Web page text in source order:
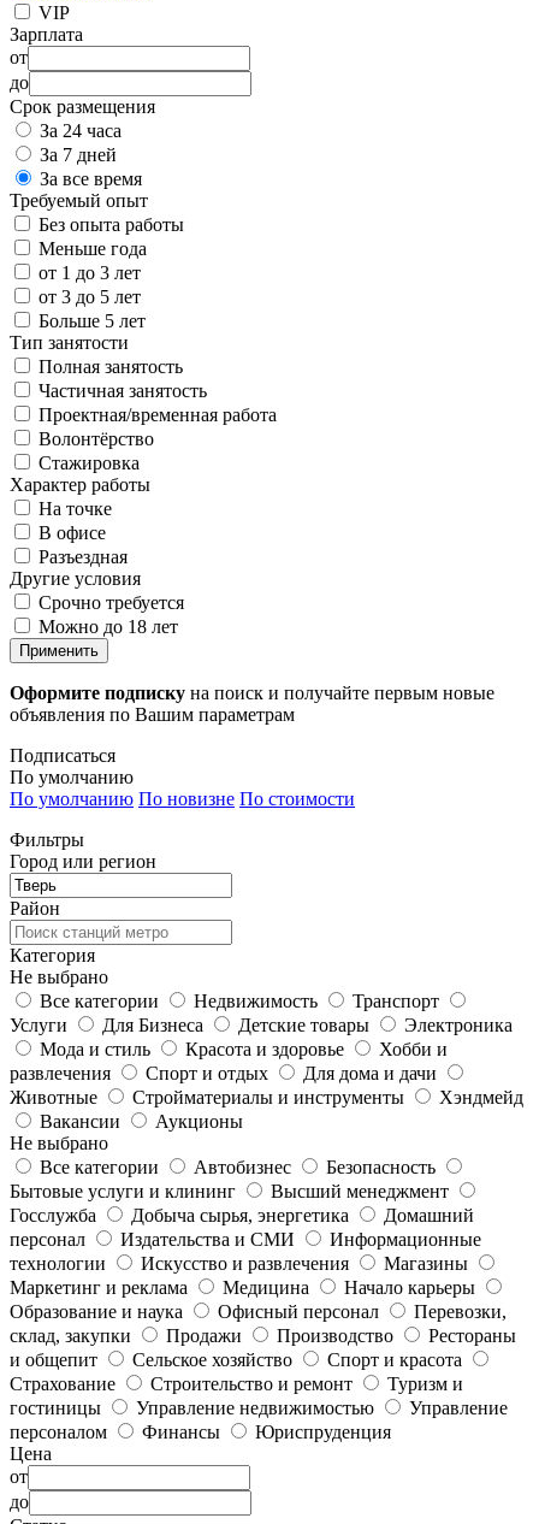
VIP
Зарплата
от
до
Срок размещения
За 24 часа
За 7 дней
За все время
Требуемый опыт
Без опыта работы
Меньше года
от 1 до 3 лет
от 3 до 5 лет
Больше 5 лет
Тип занятости
Полная занятость
Частичная занятость
Проектная/временная работа
Волонтёрство
Стажировка
Характер работы
На точке
В офисе
Разъездная
Другие условия
Срочно требуется
Можно до 18 лет
Применить
Оформите подписку на поиск и получайте первым новые
объявления по Вашим параметрам
Подписаться
По умолчанию
По умолчанию По новизне По стоимости
Фильтры
Город или регион
Район
Категория
Не выбрано
Все категории
Недвижимость
Транспорт
Услуги
Для Бизнеса Детские товары
Электроника
Мода и стиль
Красота и здоровье
Хобби и
развлечения
Спорт и отдых
Для дома и дачи
Животные
Стройматериалы и инструменты
Хэндмейд
Вакансии
Аукционы
Не выбрано
Все категории
Автобизнес
Безопасность
Бытовые услуги и клининг
Высший менеджмент
Госслужба
Добыча сырья, энергетика
Домашний
персонал
Издательства и СМИ
Информационные
технологии
Искусство и развлечения
Магазины
Маркетинг и реклама
Медицина
Начало карьеры
Образование и наука
Офисный персонал
Перевозки,
склад, закупки
Продажи Производство
Рестораны
и общепит
Сельское хозяйство
Спорт и красота
Страхование
Строительство и ремонт
Туризм и
гостиницы
Управление недвижимостью
Управление
персоналом
Финансы
Юриспруденция
Цена
от
до